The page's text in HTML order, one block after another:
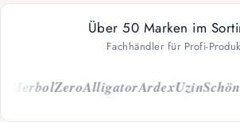
Über 50 Marken im
Fachhändler für Profi-
ZeroAlligatorArdexUzinSchönox